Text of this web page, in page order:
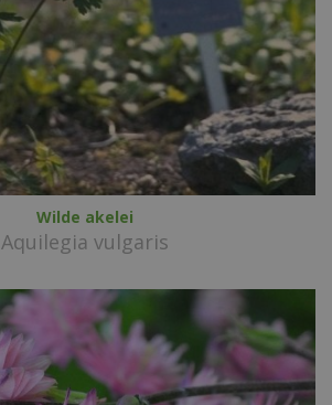
Wilde akelei
Aquilegia vulgaris